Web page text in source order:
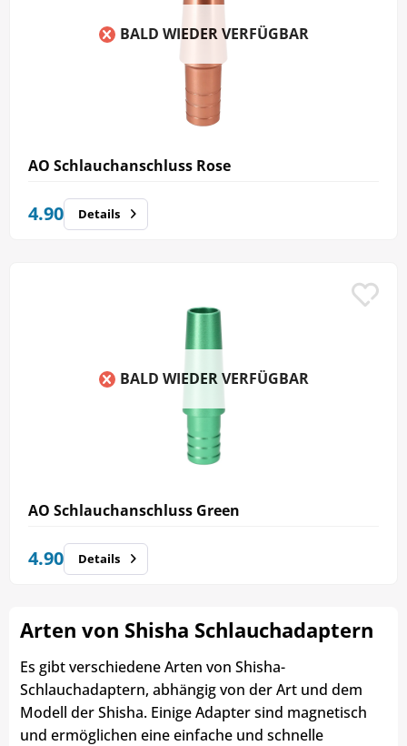
BALD WIEDER VERFÜGBAR
AO Schlauchanschluss Rose
4.90 Details
BALD WIEDER VERFÜGBAR
AO Schlauchanschluss Green
4.90 Details
Arten von Shisha Schlauchadaptern
Es gibt verschiedene Arten von Shisha-
Schlauchadaptern, abhängig von der Art und dem
Modell der Shisha. Einige Adapter sind magnetisch
und ermöglichen eine einfache und schnelle